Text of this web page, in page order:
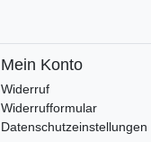
Mein Konto
Widerruf
Widerrufformular
Datenschutzeinstellungen